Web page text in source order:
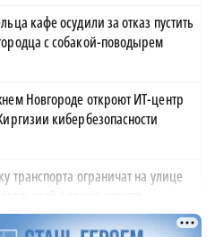
кафе осудили за отказ пустить
с собакой-поводырем
Новгороде откроют ИТ-центр
кибербезопасности
транспорта ограничат на улице
с конца августа